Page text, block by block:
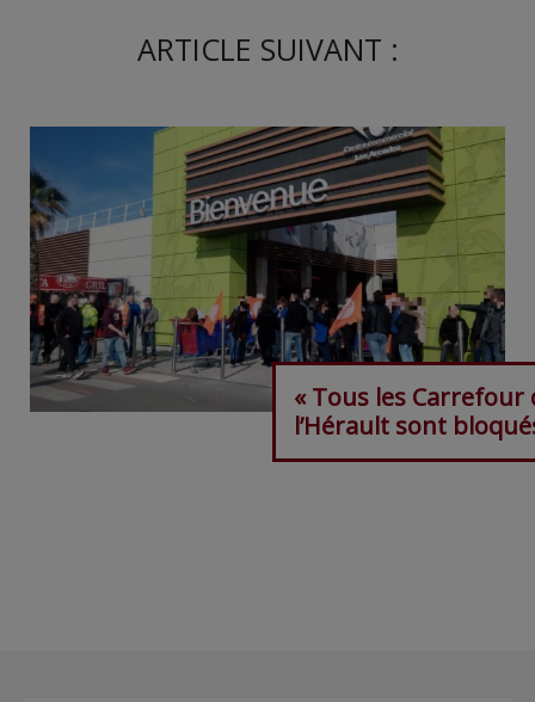
ARTICLE SUIVANT :
« Tous les Carrefour
l’Hérault sont